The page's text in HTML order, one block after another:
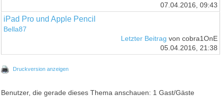
07.04.2016, 09:43
iPad Pro und Apple Pencil
Bella87
Letzter Beitrag von cobra1OnE
05.04.2016, 21:38
Druckversion anzeigen
Benutzer, die gerade dieses Thema anschauen: 1 Gast/Gäste